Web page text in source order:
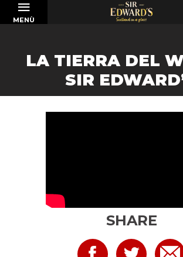
MENÙ
LA TIERRA DEL
SIR
SHARE